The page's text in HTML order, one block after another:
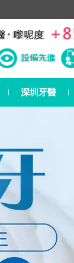
深圳牙醫